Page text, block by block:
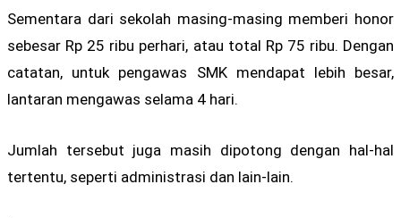
Sementara dari sekolah masing-masing memberi honor
sebesar Rp 25 ribu perhari, atau total Rp 75 ribu. Dengan
catatan, untuk pengawas SMK mendapat lebih besar,
lantaran mengawas selama 4 hari.
Jumlah tersebut juga masih dipotong dengan hal-hal
tertentu, seperti administrasi dan lain-lain.